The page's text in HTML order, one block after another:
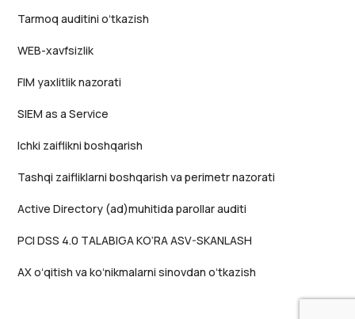
Tarmoq auditini oʻtkazish
WEB-xavfsizlik
FIM yaxlitlik nazorati
SIEM as a Service
Ichki zaiflikni boshqarish
Tashqi zaifliklarni boshqarish va perimetr nazorati
Active Directory (ad)muhitida parollar auditi
PCI DSS 4.0 TALABIGA KO‘RA ASV-SKANLASH
AX oʻqitish va koʻnikmalarni sinovdan oʻtkazish